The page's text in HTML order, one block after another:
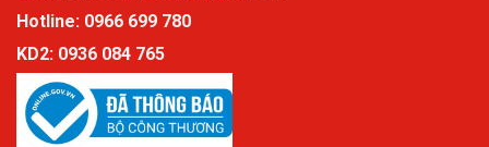
Hotline: 0966 699 780
KD2: 0936 084 765